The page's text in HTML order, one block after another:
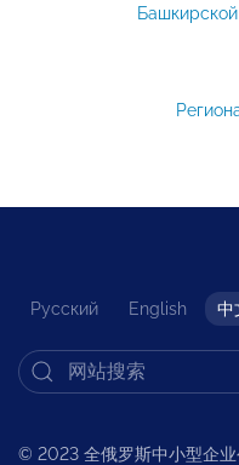
Русский English 中
© 2023 全俄罗斯中小型企业